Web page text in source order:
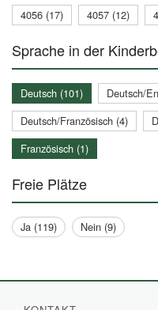
4056 (17)
4057 (12)
Sprache in der
Deutsch (101)
Deutsch/
Deutsch/Französisch (4)
Französisch (1)
Freie Plätze
Ja (119) Nein (9)